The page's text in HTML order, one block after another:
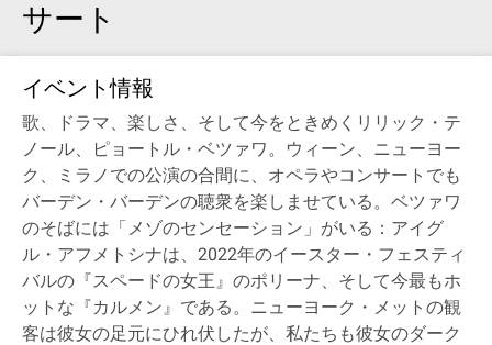
サート
イベント情報
歌、ドラマ、楽しさ、そして今をときめくリリック・テ
ノール、ピョートル・ベツァワ。ウィーン、ニューヨー
ク、ミラノでの公演の合間に、オペラやコンサートでも
バーデン・バーデンの聴衆を楽しませている。ベツァワ
のそばには「メゾのセンセーション」がいる：アイグ
ル・アフメトシナは、2022年のイースター・フェスティ
バルの『スペードの女王』のポリーナ、そして今最もホ
ットな『カルメン』である。ニューヨーク・メットの観
客は彼女の足元にひれ伏したが、私たちも彼女のダーク